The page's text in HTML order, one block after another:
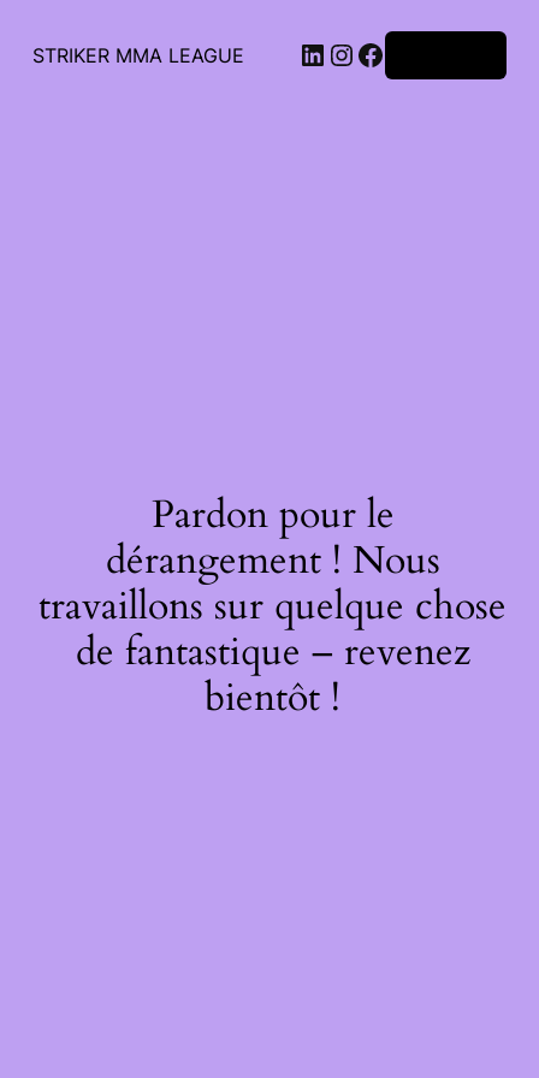
STRIKER MMA LEAGUE
Pardon pour le
dérangement ! Nous
travaillons sur quelque chose
de fantastique – revenez
bientôt !